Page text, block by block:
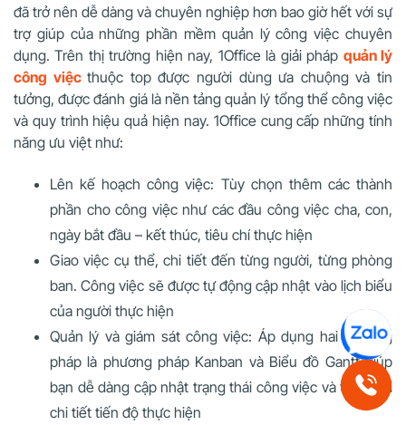
đã trở nên dễ dàng và chuyên nghiệp hơn bao giờ hết với sự
trợ giúp của những phần mềm quản lý công việc chuyên
dụng. Trên thị trường hiện nay, 1Office là giải pháp quản lý
công việc thuộc top được người dùng ưa chuộng và tin
tưởng, được đánh giá là nền tảng quản lý tổng thể công việc
và quy trình hiệu quả hiện nay. 1Office cung cấp những tính
năng ưu việt như:
Lên kế hoạch công việc: Tùy chọn thêm các thành
phần cho công việc như các đầu công việc cha, con,
ngày bắt đầu – kết thúc, tiêu chí thực hiện
Giao việc cụ thể, chi tiết đến từng người, từng phòng
ban. Công việc sẽ được tự động cập nhật vào lịch biểu
của người thực hiện
Quản lý và giám sát công việc: Áp dụng hai phương
pháp là phương pháp Kanban và Biểu đồ Gantt giúp
bạn dễ dàng cập nhật trạng thái công việc và theo dõi
chi tiết tiến độ thực hiện